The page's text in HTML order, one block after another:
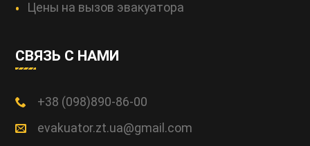
Цены на вызов эвакуатора
СВЯЗЬ С НАМИ
+38 (098)890-86-00
evakuator.zt.ua@gmail.com